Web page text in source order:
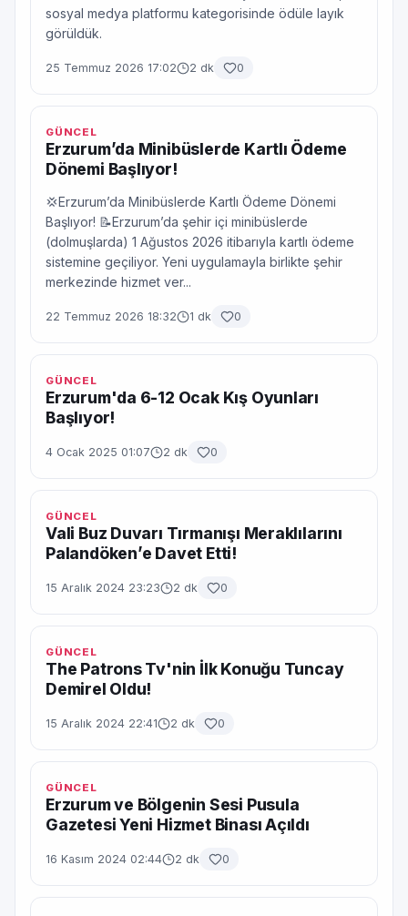
sosyal medya platformu kategorisinde ödüle layık
görüldük.
25 Temmuz 2026 17:02 2 dk 0
GÜNCEL
Erzurum’da Minibüslerde Kartlı Ödeme
Dönemi Başlıyor!
💢Erzurum’da Minibüslerde Kartlı Ödeme Dönemi
Başlıyor! 📝Erzurum’da şehir içi minibüslerde
(dolmuşlarda) 1 Ağustos 2026 itibarıyla kartlı ödeme
sistemine geçiliyor. Yeni uygulamayla birlikte şehir
merkezinde hizmet ver...
22 Temmuz 2026 18:32 1 dk 0
GÜNCEL
Erzurum'da 6-12 Ocak Kış Oyunları
Başlıyor!
4 Ocak 2025 01:07 2 dk 0
GÜNCEL
Vali Buz Duvarı Tırmanışı Meraklılarını
Palandöken’e Davet Etti!
15 Aralık 2024 23:23 2 dk 0
GÜNCEL
The Patrons Tv'nin İlk Konuğu Tuncay
Demirel Oldu!
15 Aralık 2024 22:41 2 dk 0
GÜNCEL
Erzurum ve Bölgenin Sesi Pusula
Gazetesi Yeni Hizmet Binası Açıldı
16 Kasım 2024 02:44 2 dk 0